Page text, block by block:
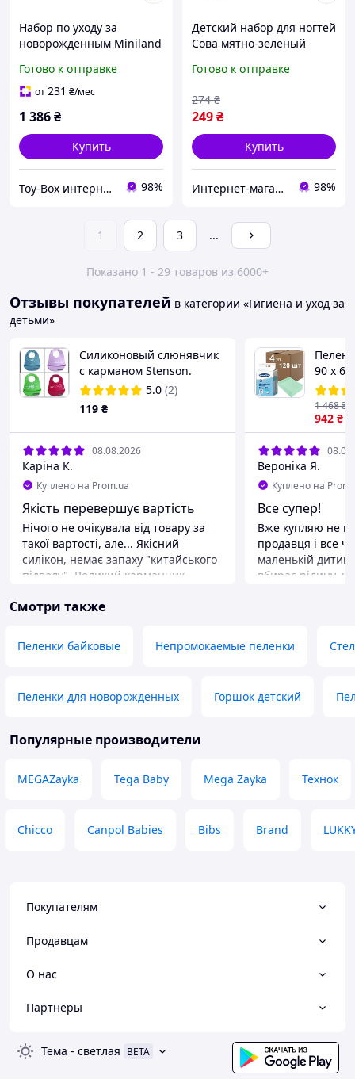
Набор по уходу за
новорожденным Miniland
Готово к отправке
от231 ₴/мес
1 386₴
Купить
Toy-Box интернет-магазин детских товаров 98%
Детский набор для ногтей
Сова мятно-зеленый
Готово к отправке
249₴
274 ₴
Купить
Интернет-магазин Зозулька 98%
1 2 3 ...
Показано 1 - 29 товаров из 6000+
Отзывы покупателей в категории «Гигиена и уход за
детьми»
Силиконовый слюнявчик
с карманом Stenson.
5.0 (2)
119 ₴
08.08.2026
Каріна К.
Куплено на Prom.ua
Якість перевершує вартість
Нічого не очікувала від товару за
такої вартості, але... Якісний
силікон, немає запаху "китайського
підвалу". Великий карманчик,
90 х
942 ₴
1 468₴
Вероніка Я.
Куплено на
Все супер!
Вже купляю не
продавця і все
маленькій
вбирає рідину,
Недостатки
Смотри также
Пеленки байковые Непромокаемые пеленки
Пеленки для новорожденных Горшок детский
Популярные производители
MEGAZayka Tega Baby Mega Zayka Технок
Chicco Canpol Babies Bibs Brand
Покупателям
Продавцам
О нас
Партнеры
Тема - светлая BETA